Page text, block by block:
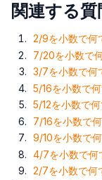
関連する質
2/9を小数で何
7/20を小数で
3/7を小数で何
5/16を小数で
5/12を小数で
7/16を小数で
9/10を小数で
4/7を小数で何
2/7を小数で何